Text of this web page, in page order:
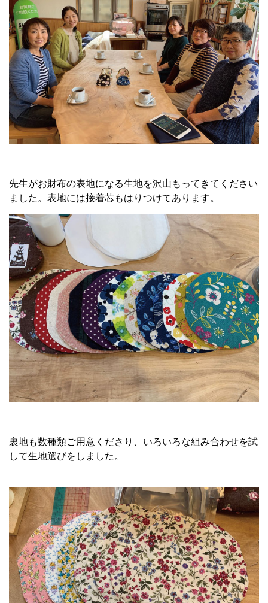
先生がお財布の表地になる生地を沢山もってきてください
ました。表地には接着芯もはりつけてあります。
裏地も数種類ご用意くださり、いろいろな組み合わせを試
して生地選びをしました。